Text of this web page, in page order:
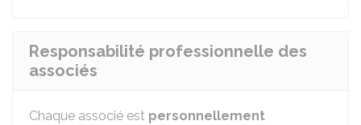
Responsabilité professionnelle des
associés
Chaque associé est personnellement